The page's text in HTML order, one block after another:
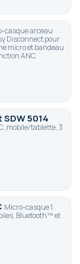
casque arceau
Disconnect pour
micro et bandeau
ANC.
5014
,mobile/tablette, 3
Micro-casque 1
Bluetooth™ et